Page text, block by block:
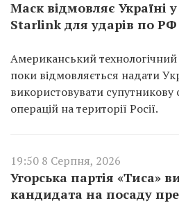
Маск відмовляє Україні
Starlink для ударів по
Американський
поки відмовляється надати
використовувати
операцій на території Росії.
19:50 8 Серпня, 2026
Угорська партія «Тиса»
кандидата на посаду